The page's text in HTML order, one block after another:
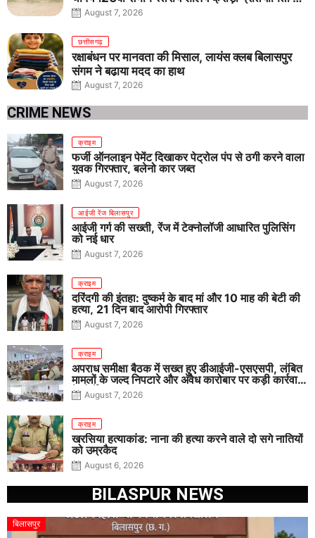
तीनों आयु वर्गों में शानदार प्रदर्शन
August 7, 2026
छत्तीसगढ़
रक्षाबंधन पर मानवता की मिसाल, लायंस क्लब बिलासपुर
संगम ने बढ़ाया मदद का हाथ
August 7, 2026
CRIME NEWS
क्राइम
फर्जी ऑनलाइन पेमेंट दिखाकर पेट्रोल पंप से ठगी करने वाला
युवक गिरफ्तार, बलेनो कार जब्त
August 7, 2026
आईजी रेंज बिलासपुर
आईजी गर्ग की सख्ती, रेंज में टेक्नोलॉजी आधारित पुलिसिंग
को नई धार
August 7, 2026
क्राइम
दरिंदगी की इंतहा: दुष्कर्म के बाद मां और 10 माह की बेटी की
हत्या, 21 दिन बाद आरोपी गिरफ्तार
August 7, 2026
क्राइम
अपराध समीक्षा बैठक में सख्त हुए डीआईजी-एसएसपी, लंबित
मामलों के जल्द निपटारे और अवैध कारोबार पर कड़ी कार्रवाई
के निर्देश
August 7, 2026
क्राइम
खरसिया हत्याकांड: नाना की हत्या करने वाले दो सगे नातियों
को उम्रकैद
August 6, 2026
BILASPUR NEWS
बिलासपुर